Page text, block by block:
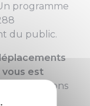
programme
du public.
est
informations
chaque